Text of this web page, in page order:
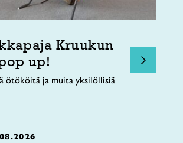
Kruukun
up!
ötököitä ja muita yksilöllisiä